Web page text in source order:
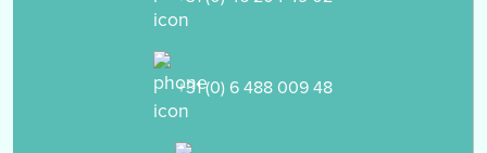
separaat gelegen stenen garage (6.28 x 3.02m) met kantelpoort
aan de voor- en achterkant gelegen, geheel omsloten tuin met
gazon, een vijver, borders, een terras en een zelfstandige
+31 (0) 6 488 009 48